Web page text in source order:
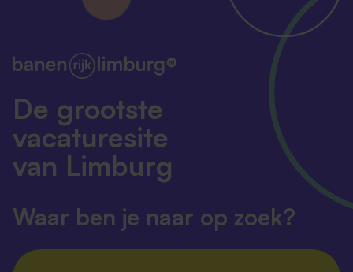
De grootste
vacaturesite
van Limburg
Waar ben je naar op zoek?